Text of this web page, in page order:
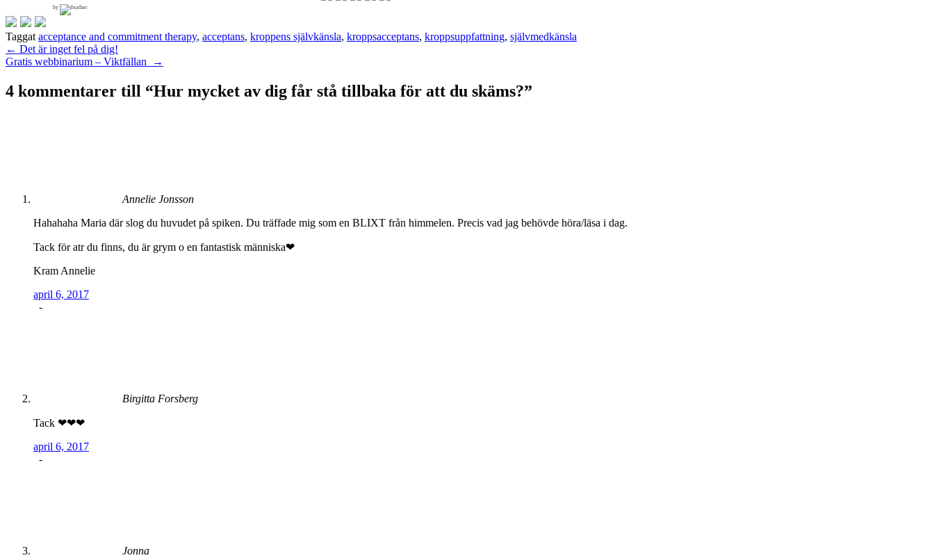
by
Taggat acceptance and commitment therapy, acceptans, kroppens självkänsla, kroppsacceptans, kroppsuppfattning, självmedkänsla
Inläggsnavigering
← Det är inget fel på dig!
Gratis webbinarium – Viktfällan
→
4 kommentarer till “Hur mycket av dig får stå tillbaka för att du skäms?”
Annelie Jonsson
Hahahaha Maria där slog du huvudet på spiken. Du träffade mig som en BLIXT från himmelen. Precis vad jag behövde höra/läsa i dag.
Tack för atr du finns, du är grym o en fantastisk människa❤
Kram Annelie
april 6, 2017
-
Birgitta Forsberg
Tack ❤❤❤
april 6, 2017
-
Jonna